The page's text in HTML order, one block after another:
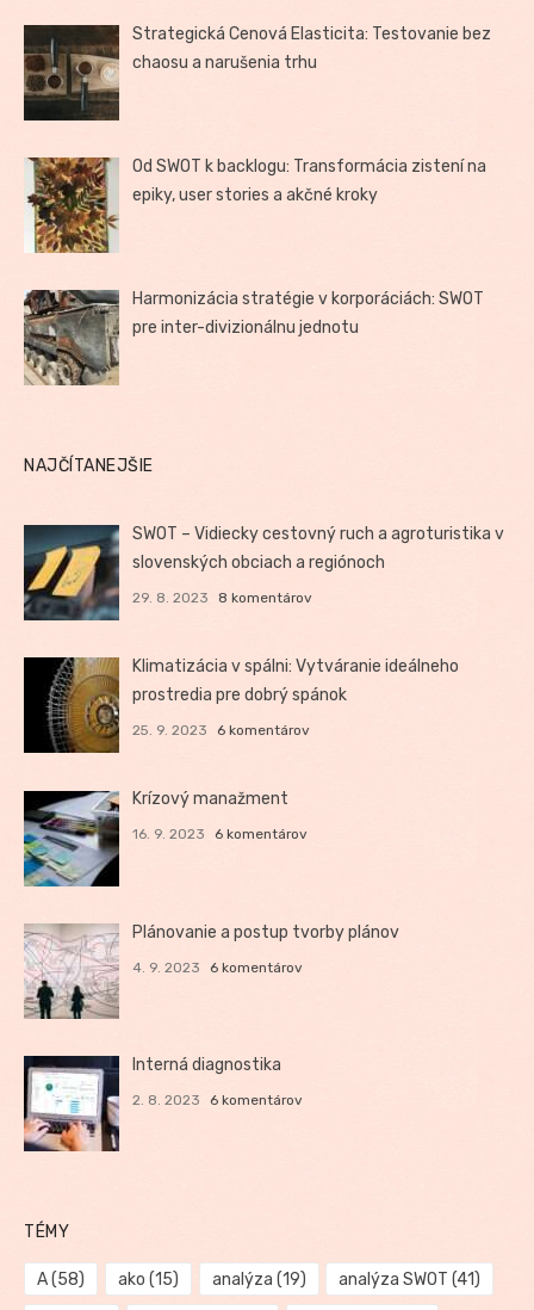
Strategická Cenová Elasticita: Testovanie bez
chaosu a narušenia trhu
Od SWOT k backlogu: Transformácia zistení na
epiky, user stories a akčné kroky
Harmonizácia stratégie v korporáciách: SWOT
pre inter-divizionálnu jednotu
NAJČÍTANEJŠIE
SWOT – Vidiecky cestovný ruch a agroturistika v
slovenských obciach a regiónoch
29. 8. 2023 8 komentárov
Klimatizácia v spálni: Vytváranie ideálneho
prostredia pre dobrý spánok
25. 9. 2023 6 komentárov
Krízový manažment
16. 9. 2023 6 komentárov
Plánovanie a postup tvorby plánov
4. 9. 2023 6 komentárov
Interná diagnostika
2. 8. 2023 6 komentárov
TÉMY
A(58) ako (15) analýza (19) analýza SWOT (41)